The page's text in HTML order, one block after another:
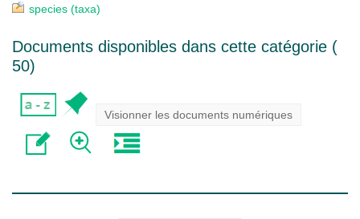
species (taxa)
Documents disponibles dans cette catégorie (
50)
Visionner les documents numériques